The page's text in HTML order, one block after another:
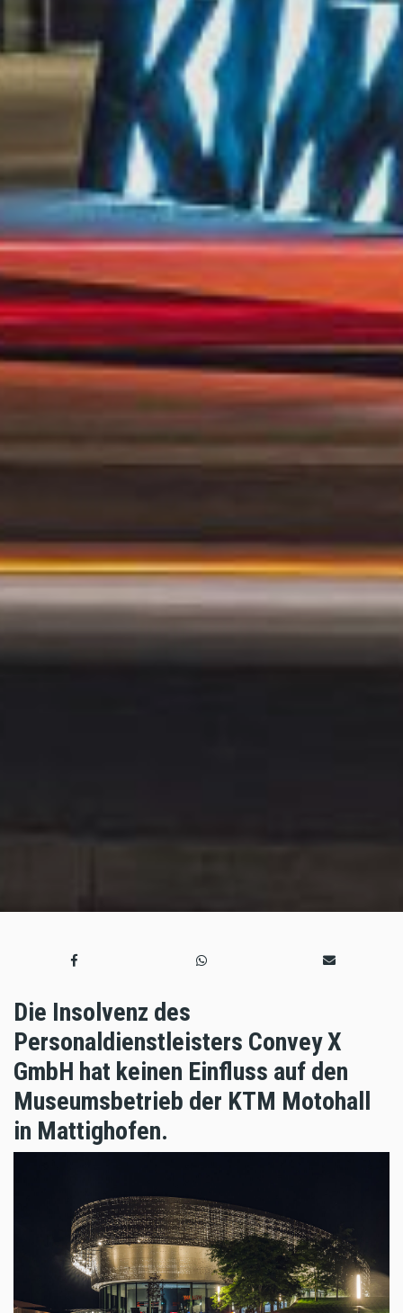
Die Insolvenz des
Personaldienstleisters Convey X
GmbH hat keinen Einfluss auf den
Museumsbetrieb der KTM Motohall
in Mattighofen.